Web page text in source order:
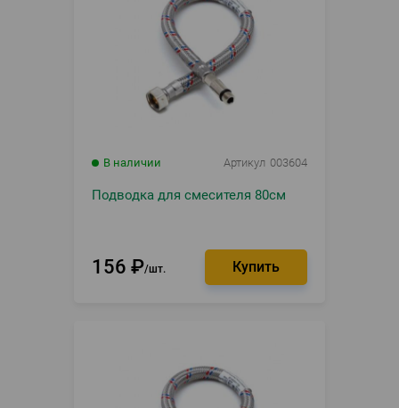
В наличии Артикул 003604
Подводка для смесителя 80см
156 ₽ шт.